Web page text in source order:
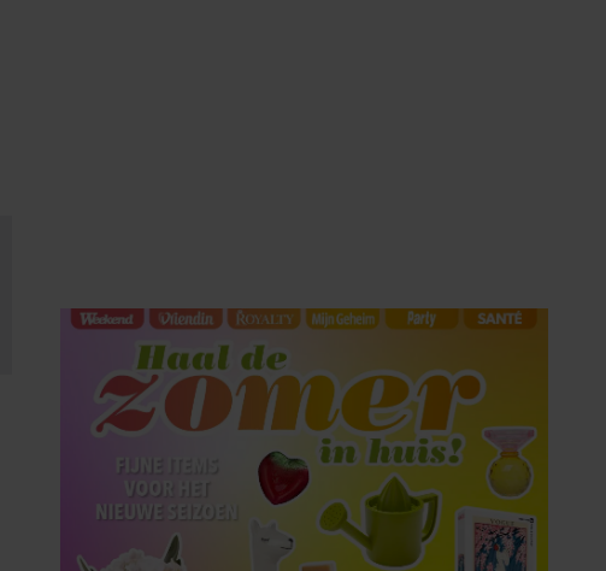
Tips om je lekker in je vel
te voelen
Met de Santé nieuwsbrief ontvang je elke
week tips om je energiek, ontspannen en in
balans te voelen.